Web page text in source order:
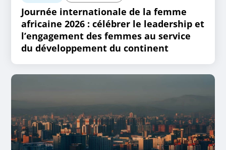
Journée internationale de la femme
africaine 2026 : célébrer le leadership et
l’engagement des femmes au service
du développement du continent